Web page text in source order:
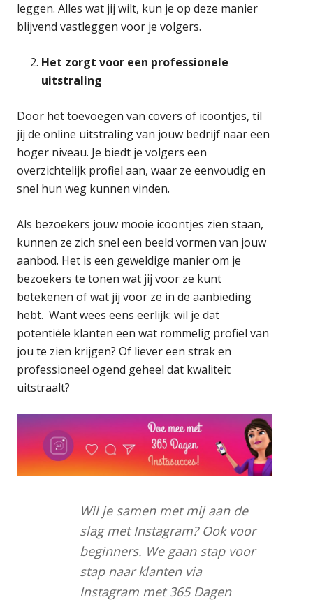
leggen. Alles wat jij wilt, kun je op deze manier
blijvend vastleggen voor je volgers.
Het zorgt voor een professionele
uitstraling
Door het toevoegen van covers of icoontjes, til
jij de online uitstraling van jouw bedrijf naar een
hoger niveau. Je biedt je volgers een
overzichtelijk profiel aan, waar ze eenvoudig en
snel hun weg kunnen vinden.
Als bezoekers jouw mooie icoontjes zien staan,
kunnen ze zich snel een beeld vormen van jouw
aanbod. Het is een geweldige manier om je
bezoekers te tonen wat jij voor ze kunt
betekenen of wat jij voor ze in de aanbieding
hebt. Want wees eens eerlijk: wil je dat
potentiële klanten een wat rommelig profiel van
jou te zien krijgen? Of liever een strak en
professioneel ogend geheel dat kwaliteit
uitstraalt?
Wil je samen met mij aan de
slag met Instagram? Ook voor
beginners. We gaan stap voor
stap naar klanten via
Instagram met 365 Dagen